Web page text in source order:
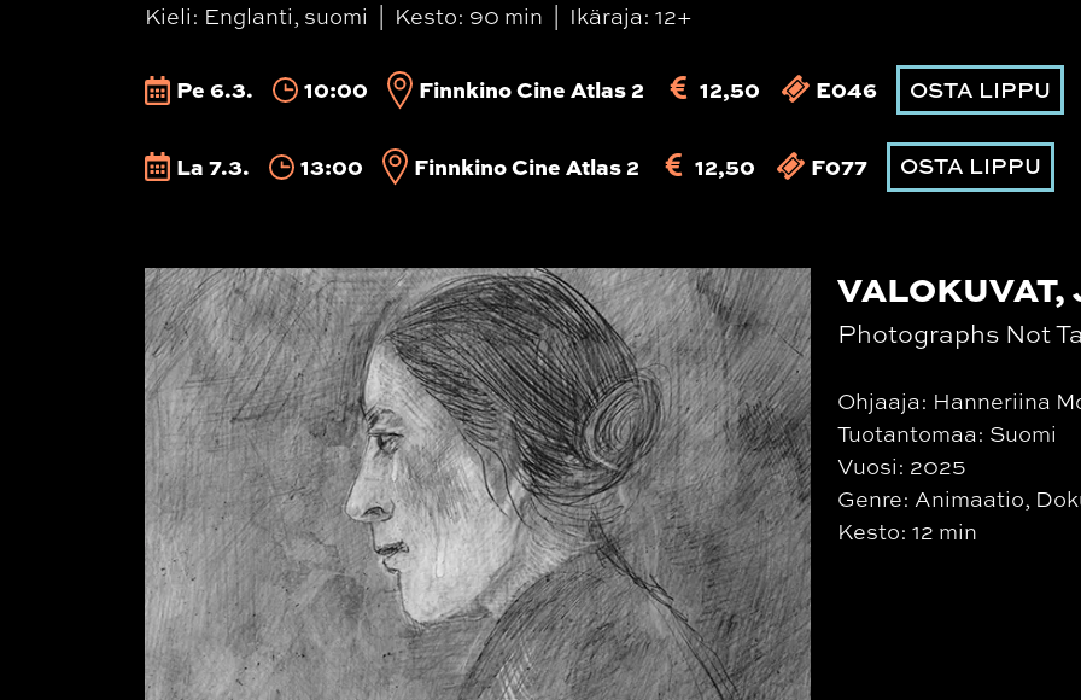
Kieli: Englanti, suomi
Kesto: 90 min Ikäraja: 12+
Pe 6.3. 10:00 Finnkino Cine Atlas 2 12,50 E046 OSTA LIPPU
La 7.3. 13:00 Finnkino Cine Atlas 2 12,50 F077 OSTA LIPPU
VALOKUVAT,
Photographs Not
Ohjaaja: Hanneriina
Tuotantomaa: Suomi
Vuosi: 2025
Genre: Animaatio,
Kesto: 12 min